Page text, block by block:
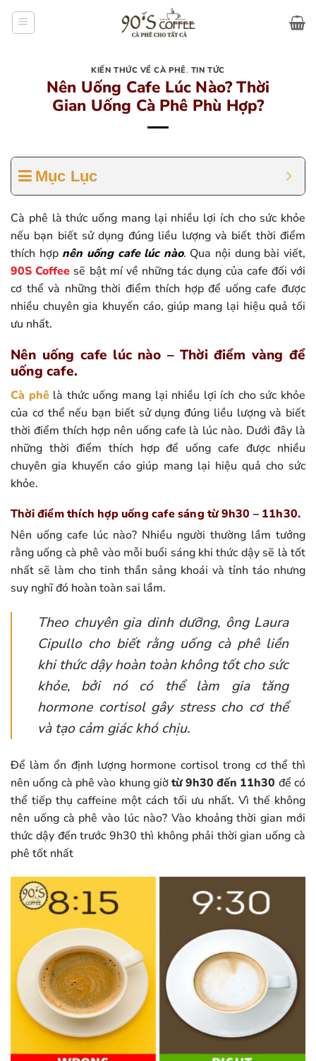
KIẾN THỨC VỀ CÀ PHÊ, TIN TỨC
Nên Uống Cafe Lúc Nào? Thời
Gian Uống Cà Phê Phù Hợp?
Mục Lục
Cà phê là thức uống mang lại nhiều lợi ích cho sức khỏe
nếu bạn biết sử dụng đúng liều lượng và biết thời điểm
thích hợp nên uống cafe lúc nào. Qua nội dung bài viết,
90S Coffee sẽ bật mí về những tác dụng của cafe đối với
cơ thể và những thời điểm thích hợp để uống cafe được
nhiều chuyên gia khuyến cáo, giúp mang lại hiệu quả tối
ưu nhất.
Nên uống cafe lúc nào – Thời điểm vàng để
uống cafe.
Cà phêlà thức uống mang lại nhiều lợi ích cho sức khỏe
của cơ thể nếu bạn biết sử dụng đúng liều lượng và biết
thời điểm thích hợp nên uống cafe là lúc nào. Dưới đây là
những thời điểm thích hợp để uống cafe được nhiều
chuyên gia khuyến cáo giúp mang lại hiệu quả cho sức
khỏe.
Thời điểm thích hợp uống cafe sáng từ 9h30 – 11h30.
Nên uống cafe lúc nào? Nhiều người thường lầm tưởng
rằng uống cà phê vào mỗi buổi sáng khi thức dậy sẽ là tốt
nhất sẽ làm cho tinh thần sảng khoái và tỉnh táo nhưng
suy nghĩ đó hoàn toàn sai lầm.
Theo chuyên gia dinh dưỡng, ông Laura
Cipullo cho biết rằng uống cà phê liền
khi thức dậy hoàn toàn không tốt cho sức
khỏe, bởi nó có thể làm gia tăng
hormone cortisol gây stress cho cơ thể
và tạo cảm giác khó chịu.
Để làm ổn định lượng hormone cortisol trong cơ thể thì
nên uống cà phê vào khung giờtừ 9h30 đến 11h30 để có
thể tiếp thụ caffeine một cách tối ưu nhất. Vì thế không
nên uống cà phê vào lúc nào? Vào khoảng thời gian mới
thức dậy đến trước 9h30 thì không phải thời gian uống cà
phê tốt nhất